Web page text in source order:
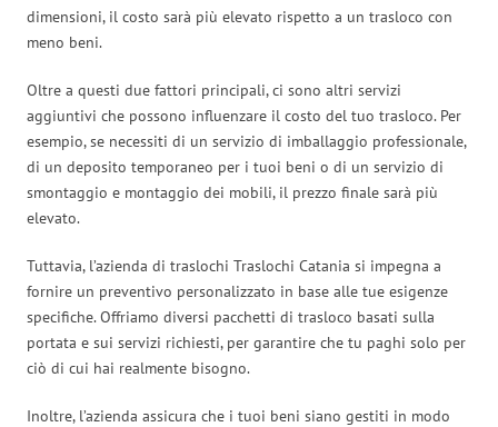
dimensioni, il costo sarà più elevato rispetto a un trasloco con
meno beni.
Oltre a questi due fattori principali, ci sono altri servizi
aggiuntivi che possono influenzare il costo del tuo trasloco. Per
esempio, se necessiti di un servizio di imballaggio professionale,
di un deposito temporaneo per i tuoi beni o di un servizio di
smontaggio e montaggio dei mobili, il prezzo finale sarà più
elevato.
Tuttavia, l’azienda di traslochi Traslochi Catania si impegna a
fornire un preventivo personalizzato in base alle tue esigenze
specifiche. Offriamo diversi pacchetti di trasloco basati sulla
portata e sui servizi richiesti, per garantire che tu paghi solo per
ciò di cui hai realmente bisogno.
Inoltre, l’azienda assicura che i tuoi beni siano gestiti in modo